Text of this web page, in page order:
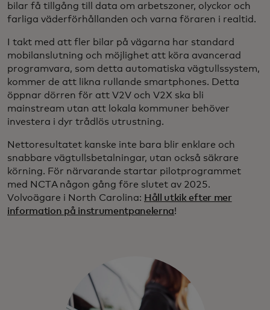
bilar få tillgång till data om arbetszoner, olyckor och
farliga väderförhållanden och varna föraren i realtid.
I takt med att fler bilar på vägarna har standard
mobilanslutning och möjlighet att köra avancerad
programvara, som detta automatiska vägtullssystem,
kommer de att likna rullande smartphones. Detta
öppnar dörren för att V2V och V2X ska bli
mainstream utan att lokala kommuner behöver
investera i dyr trådlös utrustning.
Nettoresultatet kanske inte bara blir enklare och
snabbare vägtullsbetalningar, utan också säkrare
körning. För närvarande startar pilotprogrammet
med NCTA någon gång före slutet av 2025.
Volvoägare i North Carolina: Håll utkik efter mer
information på instrumentpanelerna!